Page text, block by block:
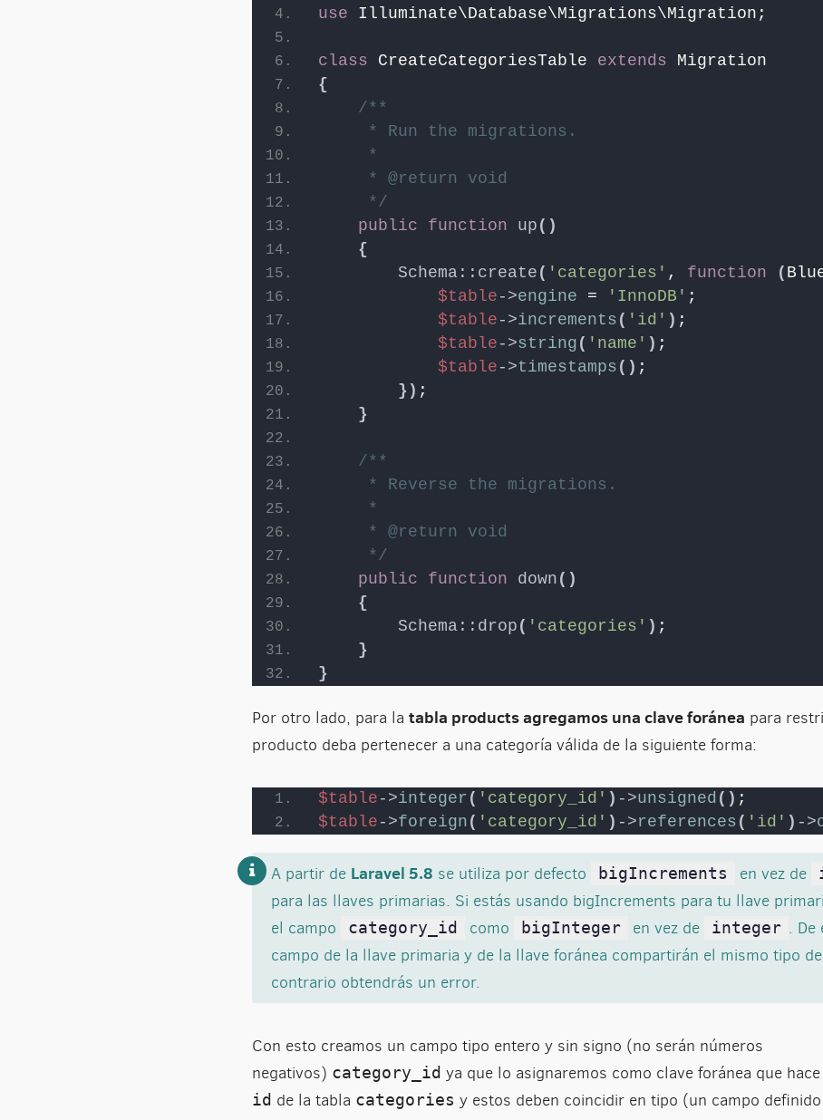
use Illuminate\Database\Migrations\Migration;
class CreateCategoriesTable extends Migration
{
/**
     * Run the migrations.
     *
     * @return void
     */
public
function up ()
{
Schema::create ( 'categories' , function (
$table ->engine = 'InnoDB' ;
$table ->increments ( 'id' ) ;
$table ->string ( 'name' ) ;
$table ->timestamps () ;
}) ;
}
/**
     * Reverse the migrations.
     *
     * @return void
     */
public
function down ()
{
Schema::drop ( 'categories' ) ;
}
}
Por otro lado, para la tabla products agregamos una clave foránea para
producto deba pertenecer a una categoría válida de la siguiente forma:
$table ->integer ( 'category_id' ) ->unsigned ()
$table ->foreign ( 'category_id' ) ->references ( 'id' ) ->
A partir de Laravel 5.8 se utiliza por defecto bigIncrements en vez de
para las llaves primarias. Si estás usando bigIncrements para tu llave
el campo
category_id como bigInteger en vez de integer . De
campo de la llave primaria y de la llave foránea compartirán el mismo tipo
contrario obtendrás un error.
Con esto creamos un campo tipo entero y sin signo (no serán números
negativos) category_id ya que lo asignaremos como clave foránea que
id de la tabla categories y estos deben coincidir en tipo (un campo